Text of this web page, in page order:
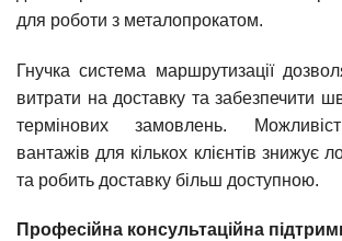
для роботи з металопрокатом.
Гнучка система маршрутизації
витрати на доставку та забезпечити
термінових замовлень.
вантажів для кількох клієнтів знижує
та робить доставку більш доступною.
Професійна консультаційна